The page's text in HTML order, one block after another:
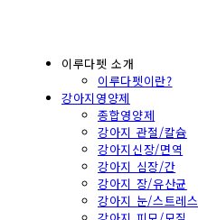
이루다펫 소개
이루다펫이란?
강아지영양제
종합영양제
강아지 관절/칼슘
강아지신장/면역
강아지 심장/간
강아지 장/유산균
강아지 눈/스트레스